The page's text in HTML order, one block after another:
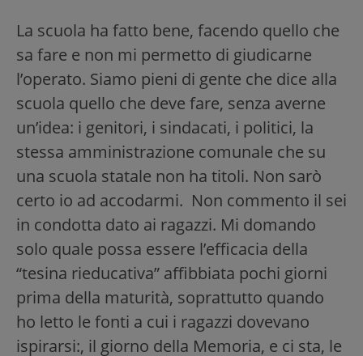
La scuola ha fatto bene, facendo quello che
sa fare e non mi permetto di giudicarne
l’operato. Siamo pieni di gente che dice alla
scuola quello che deve fare, senza averne
un’idea: i genitori, i sindacati, i politici, la
stessa amministrazione comunale che su
una scuola statale non ha titoli. Non sarò
certo io ad accodarmi. Non commento il sei
in condotta dato ai ragazzi. Mi domando
solo quale possa essere l’efficacia della
“tesina rieducativa” affibbiata pochi giorni
prima della maturità, soprattutto quando
ho letto le fonti a cui i ragazzi dovevano
ispirarsi:, il giorno della Memoria, e ci sta, le